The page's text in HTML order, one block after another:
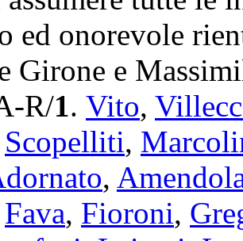
ed onorevole
Girone e
R/1. Vito,
Scopelliti,
,
Fava, Fioroni,